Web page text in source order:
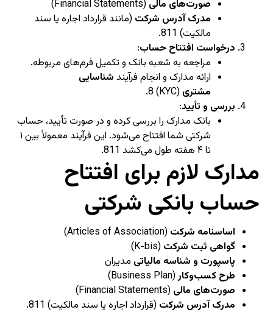
صورت‌های مالی (Financial Statements)
مدرک آدرس شرکت (مانند قرارداد اجاره یا سند
مالکیت)
811
.
درخواست افتتاح حساب:
مراجعه به شعبه بانک و تکمیل فرم‌های مربوطه.
ارائه مدارک و انجام فرآیند شناسایی
مشتری (KYC)
8
.
بررسی و تأیید:
بانک مدارک را بررسی کرده و در صورت تأیید، حساب
شرکتی شما افتتاح می‌شود. این فرآیند معمولاً بین ۱
تا ۴ هفته طول می‌کشد
811
.
مدارک لازم برای افتتاح
حساب بانکی شرکتی
اساسنامه شرکت (Articles of Association)
گواهی ثبت شرکت (K-bis)
پاسپورت و شناسه مالیاتی مدیران
طرح کسب‌وکار(Business Plan)
صورت‌های مالی (Financial Statements)
مدرک آدرس شرکت (قرارداد اجاره یا سند مالکیت) 811
.